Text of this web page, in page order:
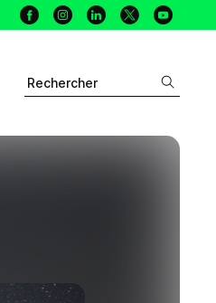
Facebook
Instagram
Linkedin
X
Rechercher